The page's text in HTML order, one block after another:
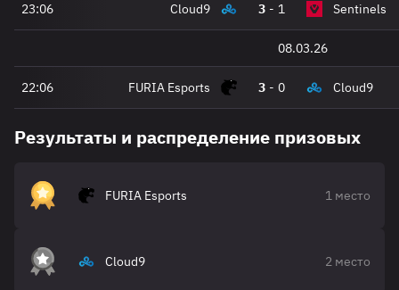
23:06 Cloud9 3 - 1 Sentinels
08.03.26
22:06 FURIA Esports 3 - 0 Cloud9
Результаты и распределение призовых
FURIA Esports 1 место
Cloud9 2 место